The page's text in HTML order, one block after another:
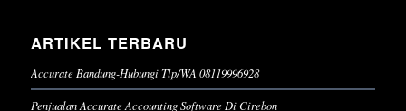
ARTIKEL TERBARU
Accurate Bandung-Hubungi Tlp/WA 08119996928
Penjualan Accurate Accounting Software Di Cirebon